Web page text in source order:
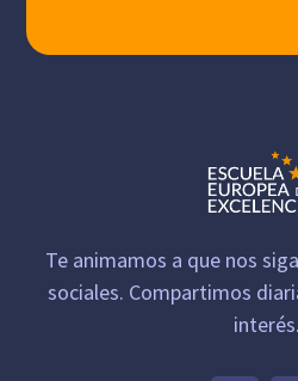
Te animamos a que nos
sociales. Compartimos
interés.